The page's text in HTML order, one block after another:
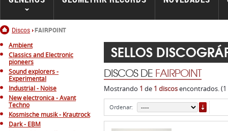
Inicio
Discos FAIRPOINT
Ambient
Classics and Electronic
pioneers
Sound explorers -
Experimental
Industrial - Noise
New electronica - Avant
Techno
Kosmische musik - Krautrock
Dark - EBM
SELLOS
DISCOS DE FAIRPOINT
Mostrando 1 de 1 discosencontrados. (1
Ordenar: